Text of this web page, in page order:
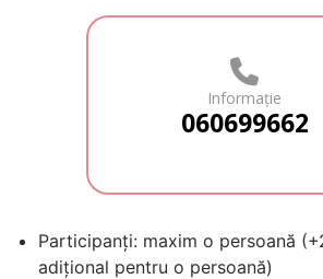
Participanți: maxim o persoană
adițional pentru o persoană)
Informație
060699662